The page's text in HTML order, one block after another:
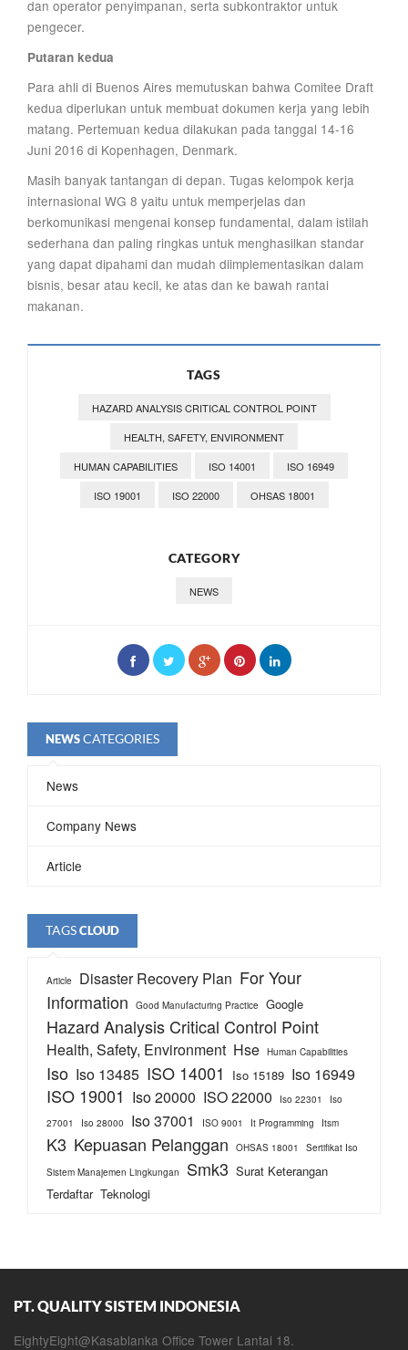
dan operator penyimpanan, serta subkontraktor untuk
pengecer.
Putaran kedua
Para ahli di Buenos Aires memutuskan bahwa Comitee Draft
kedua diperlukan untuk membuat dokumen kerja yang lebih
matang. Pertemuan kedua dilakukan pada tanggal 14-16
Juni 2016 di Kopenhagen, Denmark.
Masih banyak tantangan di depan. Tugas kelompok kerja
internasional WG 8 yaitu untuk memperjelas dan
berkomunikasi mengenai konsep fundamental, dalam istilah
sederhana dan paling ringkas untuk menghasilkan standar
yang dapat dipahami dan mudah diimplementasikan dalam
bisnis, besar atau kecil, ke atas dan ke bawah rantai
makanan.
TAGS
HAZARD ANALYSIS CRITICAL CONTROL POINT
HEALTH, SAFETY, ENVIRONMENT
HUMAN CAPABILITIES
ISO 14001
ISO 16949
ISO 19001
ISO 22000 OHSAS 18001
CATEGORY
NEWS
NEWSCATEGORIES
News
Company News
Article
TAGSCLOUD
Article Disaster Recovery Plan For Your
Information
Good Manufacturing Practice Google
Hazard Analysis Critical Control Point
Health, Safety, Environment Hse Human Capabilities
Iso Iso 13485 ISO 14001 Iso 15189 Iso 16949
ISO 19001 Iso 20000 ISO 22000 Iso 22301
Iso
27001
Iso 28000 Iso 37001 ISO 9001 It Programming Itsm
K3 Kepuasan Pelanggan OHSAS 18001
Sertifikat Iso
Sistem Manajemen Lingkungan
Smk3 Surat Keterangan
Terdaftar Teknologi
PT. QUALITY SISTEM INDONESIA
EightyEight@Kasablanka Office Tower Lantai 18.